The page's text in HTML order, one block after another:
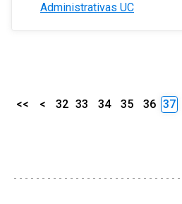
Administrativas UC
<< < 32 33 34 35 36 37